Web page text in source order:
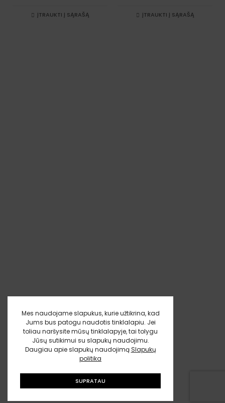
ĮTRAUKTI Į SĄRAŠĄ ĮTRAUKTI Į SĄRAŠĄ
Mes naudojame slapukus, kurie užtikrina, kad
Jums bus patogu naudotis tinklalapiu. Jei
toliau naršysite mūsų tinklalapyje, tai tolygu
Jūsų sutikimui su slapukų naudojimu.
Daugiau apie slapukų naudojimąSlapukų
politika
SUPRATAU